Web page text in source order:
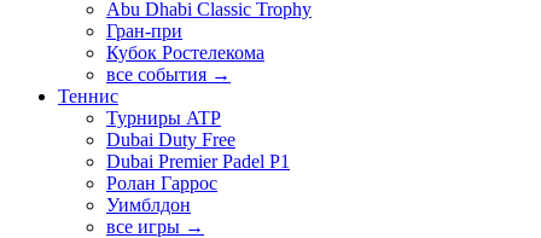
Abu Dhabi Classic Trophy
Гран-при
Кубок Ростелекома
все события →
Теннис
Турниры ATP
Dubai Duty Free
Dubai Premier Padel P1
Ролан Гаррос
Уимблдон
все игры →